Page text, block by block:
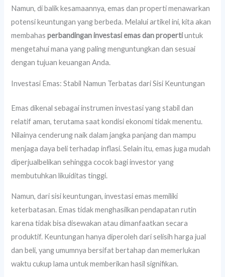
Namun, di balik kesamaannya, emas dan properti menawarkan
potensi keuntungan yang berbeda. Melalui artikel ini, kita akan
membahasperbandingan investasi emas dan propertiuntuk
mengetahui mana yang paling menguntungkan dan sesuai
dengan tujuan keuangan Anda.
Investasi Emas: Stabil Namun Terbatas dari Sisi Keuntungan
Emas dikenal sebagai instrumen investasi yang stabil dan
relatif aman, terutama saat kondisi ekonomi tidak menentu.
Nilainya cenderung naik dalam jangka panjang dan mampu
menjaga daya beli terhadap inflasi. Selain itu, emas juga mudah
diperjualbelikan sehingga cocok bagi investor yang
membutuhkan likuiditas tinggi.
Namun, dari sisi keuntungan, investasi emas memiliki
keterbatasan. Emas tidak menghasilkan pendapatan rutin
karena tidak bisa disewakan atau dimanfaatkan secara
produktif. Keuntungan hanya diperoleh dari selisih harga jual
dan beli, yang umumnya bersifat bertahap dan memerlukan
waktu cukup lama untuk memberikan hasil signifikan.